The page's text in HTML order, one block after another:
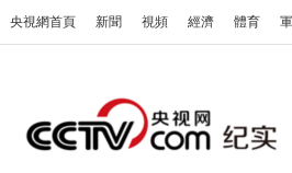
央視網首頁 新聞 視頻 經濟 體育